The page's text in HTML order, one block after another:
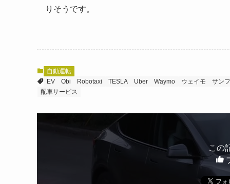
りそうです。
自動運転
EV
Obi Robotaxi TESLA Uber Waymo ウェイモ
サン
配車サービス
この